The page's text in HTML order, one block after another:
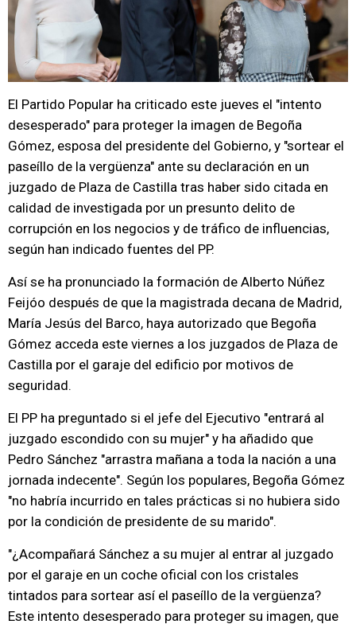
El Partido Popular ha criticado este jueves el "intento
desesperado" para proteger la imagen de Begoña
Gómez, esposa del presidente del Gobierno, y "sortear el
paseíllo de la vergüenza" ante su declaración en un
juzgado de Plaza de Castilla tras haber sido citada en
calidad de investigada por un presunto delito de
corrupción en los negocios y de tráfico de influencias,
según han indicado fuentes del PP.
Así se ha pronunciado la formación de Alberto Núñez
Feijóo después de que la magistrada decana de Madrid,
María Jesús del Barco, haya autorizado que Begoña
Gómez acceda este viernes a los juzgados de Plaza de
Castilla por el garaje del edificio por motivos de
seguridad.
El PP ha preguntado si el jefe del Ejecutivo "entrará al
juzgado escondido con su mujer" y ha añadido que
Pedro Sánchez "arrastra mañana a toda la nación a una
jornada indecente". Según los populares, Begoña Gómez
"no habría incurrido en tales prácticas si no hubiera sido
por la condición de presidente de su marido".
"¿Acompañará Sánchez a su mujer al entrar al juzgado
por el garaje en un coche oficial con los cristales
tintados para sortear así el paseíllo de la vergüenza?
Este intento desesperado para proteger su imagen, que